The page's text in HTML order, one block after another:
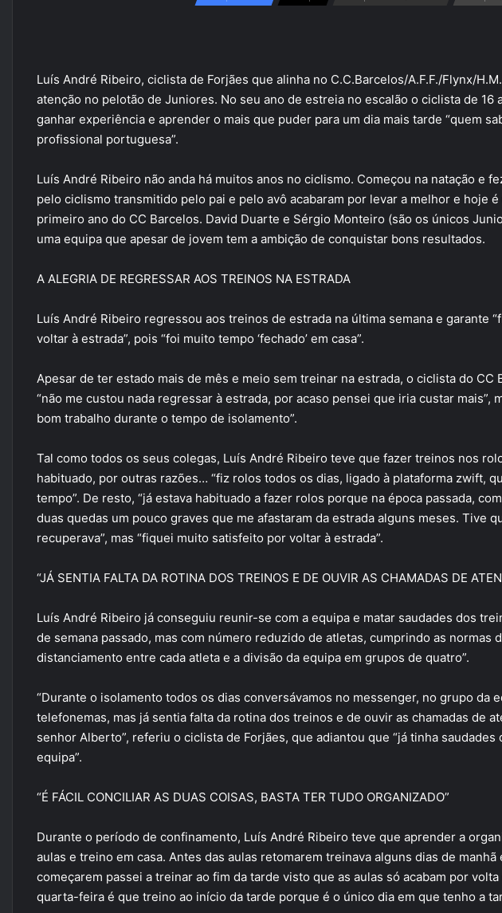
Luís André Ribeiro, ciclista de Forjães que alinha no C.C.Barcelos/A.F.F./Flynx/
atenção no pelotão de Juniores. No seu ano de estreia no escalão o ciclista de 16
ganhar experiência e aprender o mais que puder para um dia mais tarde “quem
profissional portuguesa”.
Luís André Ribeiro não anda há muitos anos no ciclismo. Começou na natação e
pelo ciclismo transmitido pelo pai e pelo avô acabaram por levar a melhor e hoje
primeiro ano do CC Barcelos. David Duarte e Sérgio Monteiro (são os únicos
uma equipa que apesar de jovem tem a ambição de conquistar bons resultados.
A ALEGRIA DE REGRESSAR AOS TREINOS NA ESTRADA
Luís André Ribeiro regressou aos treinos de estrada na última semana e garante
voltar à estrada”, pois “foi muito tempo ‘fechado’ em casa”.
Apesar de ter estado mais de mês e meio sem treinar na estrada, o ciclista do CC
“não me custou nada regressar à estrada, por acaso pensei que iria custar mais”,
bom trabalho durante o tempo de isolamento”.
Tal como todos os seus colegas, Luís André Ribeiro teve que fazer treinos nos
habituado, por outras razões… “fiz rolos todos os dias, ligado à plataforma zwift,
tempo”. De resto, “já estava habituado a fazer rolos porque na época passada,
duas quedas um pouco graves que me afastaram da estrada alguns meses. Tive
recuperava”, mas “fiquei muito satisfeito por voltar à estrada”.
“JÁ SENTIA FALTA DA ROTINA DOS TREINOS E DE OUVIR AS CHAMADAS DE
Luís André Ribeiro já conseguiu reunir-se com a equipa e matar saudades dos
de semana passado, mas com número reduzido de atletas, cumprindo as normas
distanciamento entre cada atleta e a divisão da equipa em grupos de quatro”.
“Durante o isolamento todos os dias conversávamos no messenger, no grupo da
telefonemas, mas já sentia falta da rotina dos treinos e de ouvir as chamadas de
senhor Alberto”, referiu o ciclista de Forjães, que adiantou que “já tinha
equipa”.
“É FÁCIL CONCILIAR AS DUAS COISAS, BASTA TER TUDO ORGANIZADO”
Durante o período de confinamento, Luís André Ribeiro teve que aprender a
aulas e treino em casa. Antes das aulas retomarem treinava alguns dias de manhã
começarem passei a treinar ao fim da tarde visto que as aulas só acabam por volta
quarta-feira é que treino ao início da tarde porque é o único dia em que tenho a